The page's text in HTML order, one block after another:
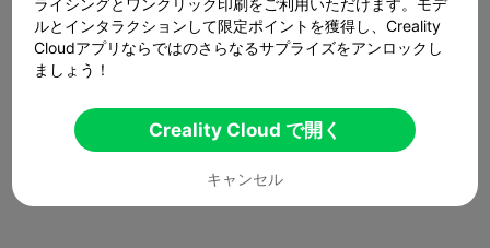
ルとインタラクションして限定ポイントを獲得し、Creality
Cloudアプリならではのさらなるサプライズをアンロックし
ましょう！
Creality Cloud で開く
キャンセル